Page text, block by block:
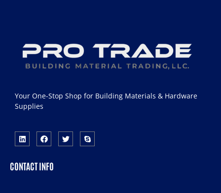
Your One-Stop Shop for Building Materials & Hardware
Supplies
CONTACT INFO